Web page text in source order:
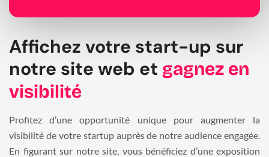
Affichez votre start-up sur
notre site web et gagnez en
visibilité
Profitez d’une opportunité unique pour augmenter la
visibilité de votre startup auprès de notre audience engagée.
En figurant sur notre site, vous bénéficiez d’une exposition